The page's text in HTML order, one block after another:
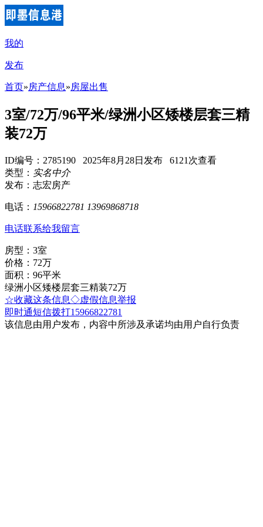
我的
发布
首页»房产信息»房屋出售
3室/72万/96平米/绿洲小区矮楼层套三精
装72万
ID编号：2785190 2025年8月28日发布 6121次查看
类型： 实名中介
发布：志宏房产
电话： 15966822781 13969868718
电话联系给我留言
房型：3室
价格：72万
面积：96平米
绿洲小区矮楼层套三精装72万
☆收藏这条信息◇虚假信息举报
即时通短信拨打15966822781
该信息由用户发布，内容中所涉及承诺均由用户自行负责